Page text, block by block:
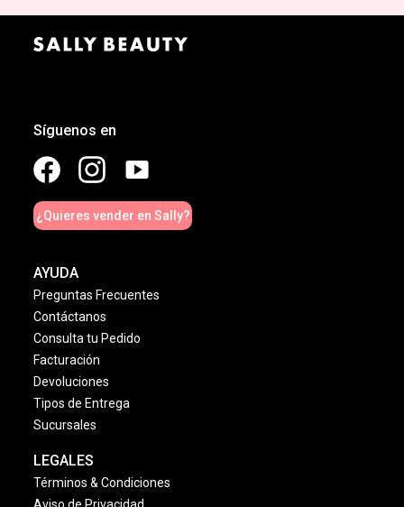
Síguenos en
¿Quieres vender en Sally?
AYUDA
Preguntas Frecuentes
Contáctanos
Consulta tu Pedido
Facturación
Devoluciones
Tipos de Entrega
Sucursales
LEGALES
Términos & Condiciones